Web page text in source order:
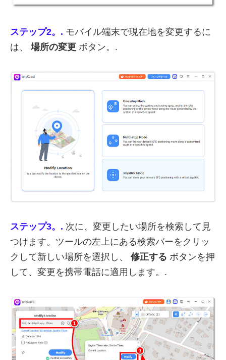
ステップ2。. モバイル端末で現在地を変更するに
は、場所の変更 ボタン。.
ステップ3。. 次に、変更したい場所を検索して見
つけます。ツールの左上にある検索バーをクリッ
クして新しい場所を選択し、 修正する ボタンを押
して、変更を携帯電話に適用します。.